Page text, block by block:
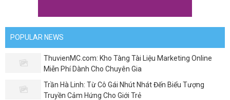
POPULAR NEWS
ThuvienMC.com: Kho Tàng Tài Liệu Marketing Online
Miễn Phí Dành Cho Chuyên Gia
Trần Hà Linh: Từ Cô Gái Nhút Nhát Đến Biểu Tượng
Truyền Cảm Hứng Cho Giới Trẻ